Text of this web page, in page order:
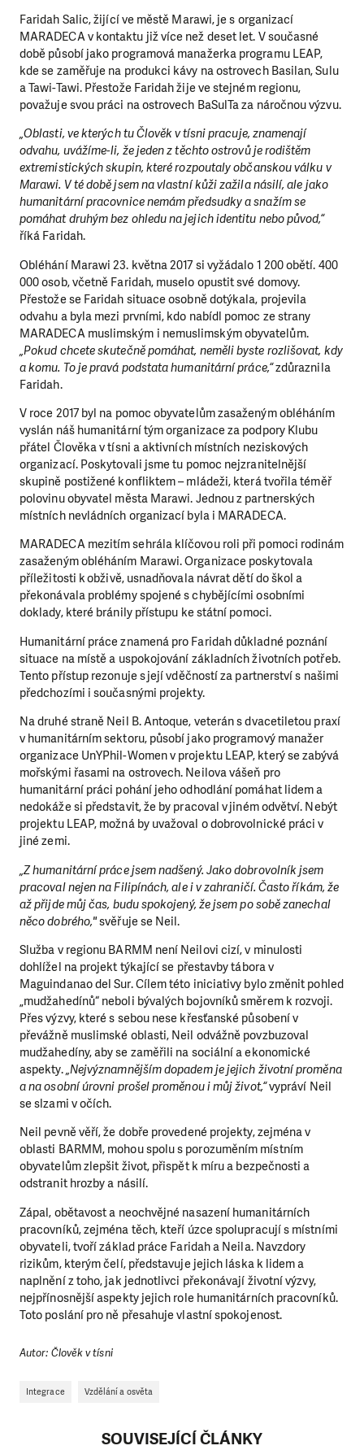
Faridah Salic, žijící ve městě Marawi, je s organizací
MARADECA v kontaktu již více než deset let. V současné
době působí jako programová manažerka programu LEAP,
kde se zaměřuje na produkci kávy na ostrovech Basilan, Sulu
a Tawi-Tawi. Přestože Faridah žije ve stejném regionu,
považuje svou práci na ostrovech BaSulTa za náročnou výzvu.
„Oblasti, ve kterých tu Člověk v tísni pracuje, znamenají
odvahu, uvážíme-li, že jeden z těchto ostrovů je rodištěm
extremistických skupin, které rozpoutaly občanskou válku v
Marawi. V té době jsem na vlastní kůži zažila násilí, ale jako
humanitární pracovnice nemám předsudky a snažím se
pomáhat druhým bez ohledu na jejich identitu nebo původ,“
říká Faridah.
Obléhání Marawi 23. května 2017 si vyžádalo 1 200 obětí. 400
000 osob, včetně Faridah, muselo opustit své domovy.
Přestože se Faridah situace osobně dotýkala, projevila
odvahu a byla mezi prvními, kdo nabídl pomoc ze strany
MARADECA muslimským i nemuslimským obyvatelům.
„Pokud chcete skutečně pomáhat, neměli byste rozlišovat, kdy
a komu. To je pravá podstata humanitární práce,“zdůraznila
Faridah.
V roce 2017 byl na pomoc obyvatelům zasaženým obléháním
vyslán náš humanitární tým organizace za podpory Klubu
přátel Člověka v tísni a aktivních místních neziskových
organizací. Poskytovali jsme tu pomoc nejzranitelnější
skupině postižené konfliktem – mládeži, která tvořila téměř
polovinu obyvatel města Marawi. Jednou z partnerských
místních nevládních organizací byla i MARADECA.
MARADECA mezitím sehrála klíčovou roli při pomoci rodinám
zasaženým obléháním Marawi. Organizace poskytovala
příležitosti k obživě, usnadňovala návrat dětí do škol a
překonávala problémy spojené s chybějícími osobními
doklady, které bránily přístupu ke státní pomoci.
Humanitární práce znamená pro Faridah důkladné poznání
situace na místě a uspokojování základních životních potřeb.
Tento přístup rezonuje s její vděčností za partnerství s našimi
předchozími i současnými projekty.
Na druhé straně Neil B. Antoque, veterán s dvacetiletou praxí
v humanitárním sektoru, působí jako programový manažer
organizace UnYPhil-Women v projektu LEAP, který se zabývá
mořskými řasami na ostrovech. Neilova vášeň pro
humanitární práci pohání jeho odhodlání pomáhat lidem a
nedokáže si představit, že by pracoval v jiném odvětví. Nebýt
projektu LEAP, možná by uvažoval o dobrovolnické práci v
jiné zemi.
„Z humanitární práce jsem nadšený. Jako dobrovolník jsem
pracoval nejen na Filipínách, ale i v zahraničí. Často říkám, že
až přijde můj čas, budu spokojený, že jsem po sobě zanechal
něco dobrého,"svěřuje se Neil.
Služba v regionu BARMM není Neilovi cizí, v minulosti
dohlížel na projekt týkající se přestavby tábora v
Maguindanao del Sur. Cílem této iniciativy bylo změnit pohled
„mudžahedínů“ neboli bývalých bojovníků směrem k rozvoji.
Přes výzvy, které s sebou nese křesťanské působení v
převážně muslimské oblasti, Neil odvážně povzbuzoval
mudžahedíny, aby se zaměřili na sociální a ekonomické
aspekty.„Nejvýznamnějším dopadem je jejich životní proměna
a na osobní úrovni prošel proměnou i můj život,“vypráví Neil
se slzami v očích.
Neil pevně věří, že dobře provedené projekty, zejména v
oblasti BARMM, mohou spolu s porozuměním místním
obyvatelům zlepšit život, přispět k míru a bezpečnosti a
odstranit hrozby a násilí.
Zápal, obětavost a neochvějné nasazení humanitárních
pracovníků, zejména těch, kteří úzce spolupracují s místními
obyvateli, tvoří základ práce Faridah a Neila. Navzdory
rizikům, kterým čelí, představuje jejich láska k lidem a
naplnění z toho, jak jednotlivci překonávají životní výzvy,
nejpřínosnější aspekty jejich role humanitárních pracovníků.
Toto poslání pro ně přesahuje vlastní spokojenost.
Autor: Člověk v tísni
Integrace Vzdělání a osvěta
SOUVISEJÍCÍ ČLÁNKY